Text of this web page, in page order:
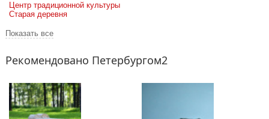
Центр традиционной культуры
Старая деревня
Показать все
Рекомендовано Петербургом2